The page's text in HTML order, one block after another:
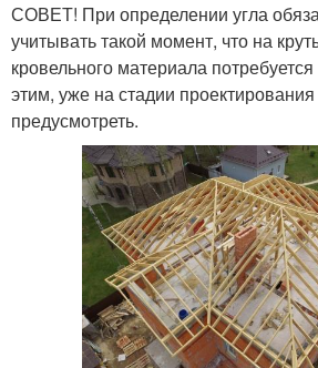
СОВЕТ! При определении угла
учитывать такой момент, что на
кровельного материала
этим, уже на стадии
предусмотреть.